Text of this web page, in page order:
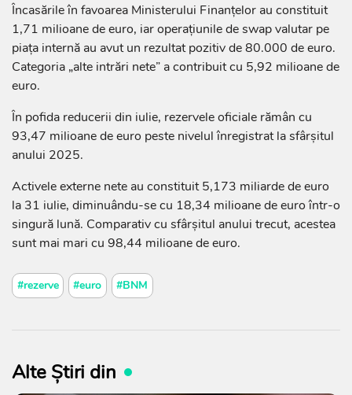
Încasările în favoarea Ministerului Finanțelor au constituit
1,71 milioane de euro, iar operațiunile de swap valutar pe
piața internă au avut un rezultat pozitiv de 80.000 de euro.
Categoria „alte intrări nete” a contribuit cu 5,92 milioane de
euro.
În pofida reducerii din iulie, rezervele oficiale rămân cu
93,47 milioane de euro peste nivelul înregistrat la sfârșitul
anului 2025.
Activele externe nete au constituit 5,173 miliarde de euro
la 31 iulie, diminuându-se cu 18,34 milioane de euro într-o
singură lună. Comparativ cu sfârșitul anului trecut, acestea
sunt mai mari cu 98,44 milioane de euro.
#rezerve #euro #BNM
Alte Știri din